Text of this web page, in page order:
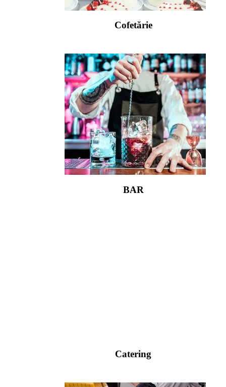
Cofetărie
BAR
Catering